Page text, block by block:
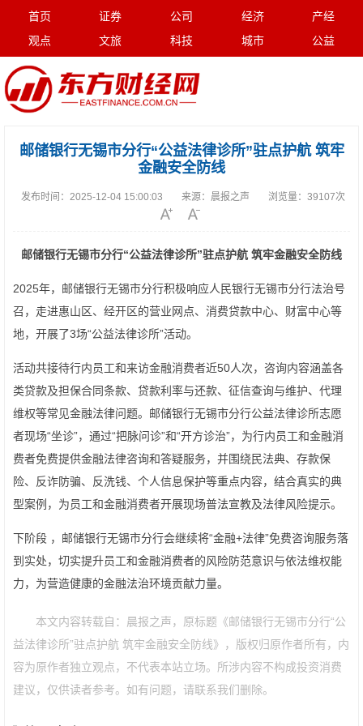
首页 证券 公司 经济
产经
观点
文旅 科技 城市 公益
邮储银行无锡市分行“公益法律诊所”驻点护航 筑牢
金融安全防线
发布时间： 2025-12-04 15:00:03 来源： 晨报之声 浏览量： 39107次
邮储银行无锡市分行“公益法律诊所”驻点护航 筑牢金融安全防线
2025年，邮储银行无锡市分行积极响应人民银行无锡市分行法治号
召，走进惠山区、经开区的营业网点、消费贷款中心、财富中心等
地，开展了3场“公益法律诊所”活动。
活动共接待行内员工和来访金融消费者近50人次，咨询内容涵盖各
类贷款及担保合同条款、贷款利率与还款、征信查询与维护、代理
维权等常见金融法律问题。邮储银行无锡市分行公益法律诊所志愿
者现场“坐诊”，通过“把脉问诊”和“开方诊治”，为行内员工和金融消
费者免费提供金融法律咨询和答疑服务，并围绕民法典、存款保
险、反诈防骗、反洗钱、个人信息保护等重点内容，结合真实的典
型案例，为员工和金融消费者开展现场普法宣教及法律风险提示。
下阶段 ，邮储银行无锡市分行会继续将“金融+法律”免费咨询服务落
到实处，切实提升员工和金融消费者的风险防范意识与依法维权能
力，为营造健康的金融法治环境贡献力量。
本文内容转载自：晨报之声，原标题《邮储银行无锡市分行“公
益法律诊所”驻点护航 筑牢金融安全防线》，版权归原作者所有，内
容为原作者独立观点，不代表本站立场。所涉内容不构成投资消费
建议，仅供读者参考。如有问题，请联系我们删除。